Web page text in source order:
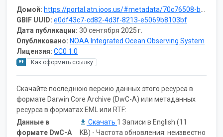
Домой: https://portal.atn.ioos.us/#metadata/70c76508-b252-4c3d-9f27-e4cba9300537/project
GBIF UUID: e0df43c7-cd82-4d3f-8213-e5069b8103bf
Дата публикации: 30 сентября 2025 г.
Опубликовано: NOAA Integrated Ocean Observing System
Лицензия: CC0 1.0
Как оформить ссылку
Скачайте последнюю версию данных этого ресурса в
формате Darwin Core Archive (DwC-A) или метаданных
ресурса в форматах EML или RTF:
Данные в
формате DwC-A
Скачать 1 Записи в English (11
KB) - Частота обновления: неизвестно